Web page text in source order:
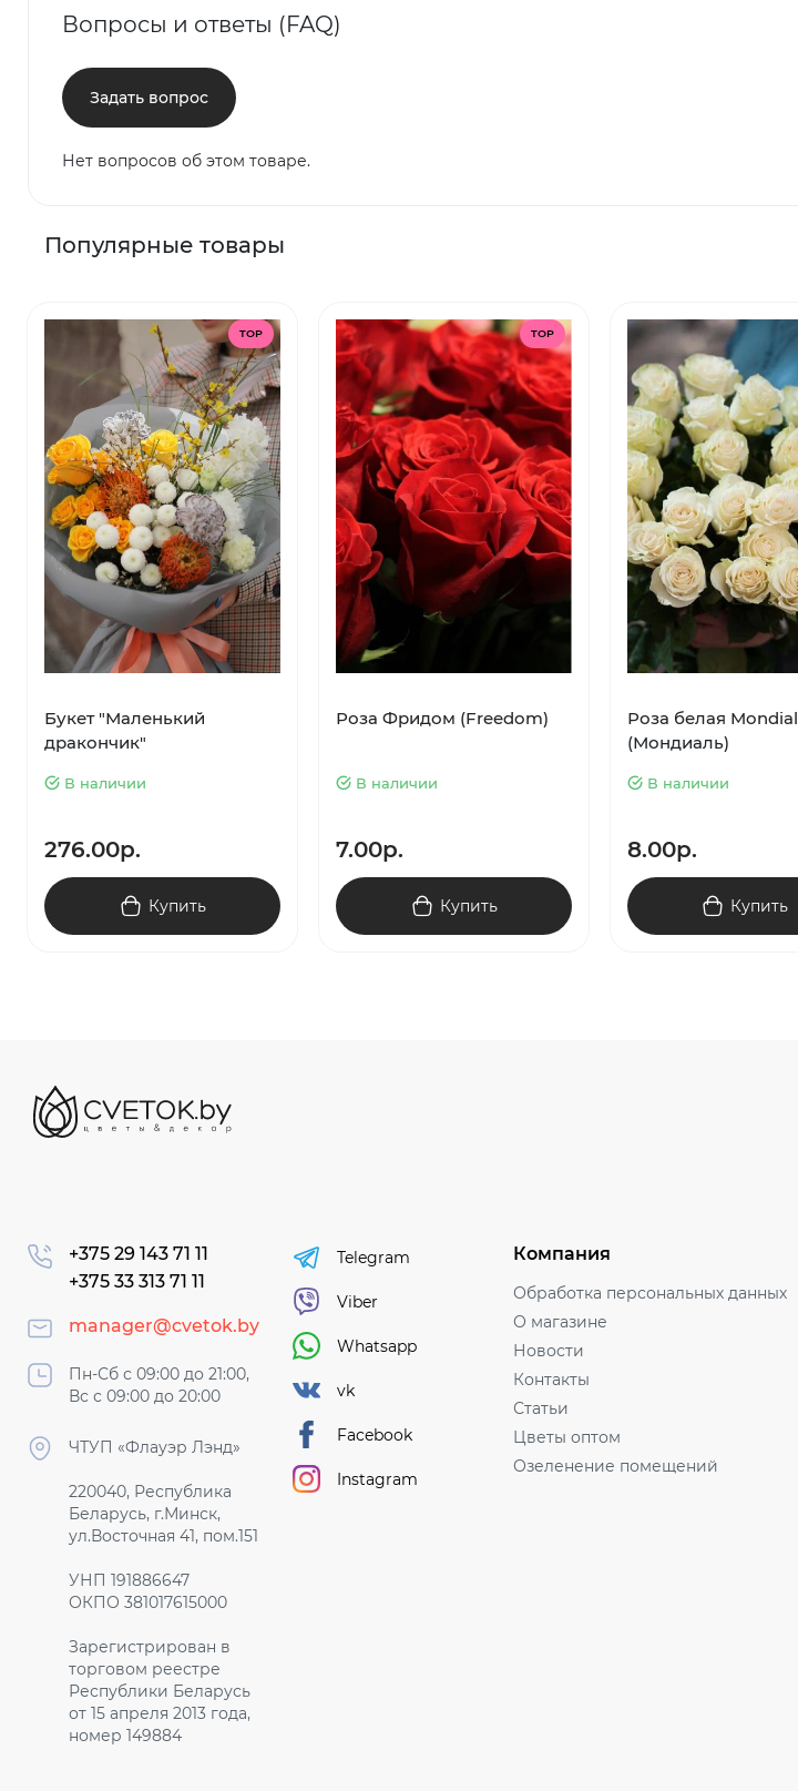
Вопросы и ответы (FAQ)
Задать вопрос
Нет вопросов об этом товаре.
Популярные товары
TOP
Букет "Маленький
дракончик"
В наличии
276.00р.
Купить
TOP
Роза Фридом (Freedom)
В наличии
7.00р.
Купить
Роза белая Mondial
(Мондиаль)
В наличии
8.00р.
Купить
+375 29 143 71 11
+375 33 313 71 11
manager@cvetok.by
Пн-Сб с 09:00 до 21:00,
Вс с 09:00 до 20:00
ЧТУП «Флауэр Лэнд»
220040, Республика
Беларусь, г.Минск,
ул.Восточная 41, пом.151
УНП 191886647
ОКПО 381017615000
Зарегистрирован в
торговом реестре
Республики Беларусь
от 15 апреля 2013 года,
номер 149884
Telegram
Viber
Whatsapp
vk
Facebook
Instagram
Компания
Обработка персональных данных
О магазине
Новости
Контакты
Статьи
Цветы оптом
Озеленение помещений